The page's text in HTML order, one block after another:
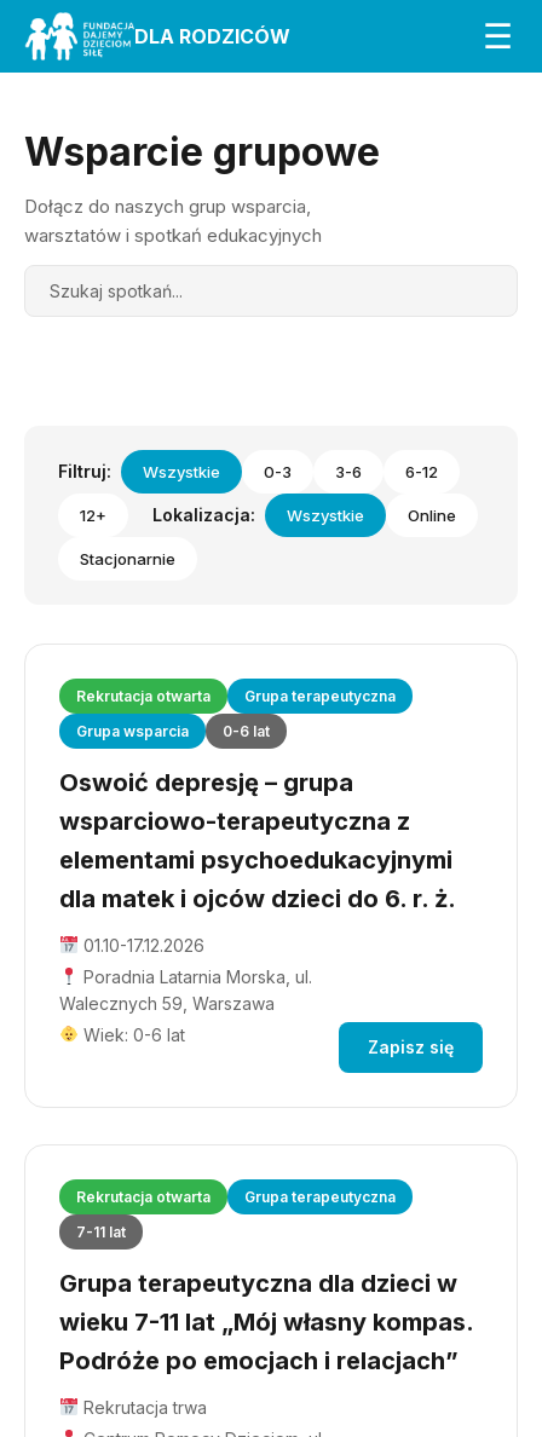
DLA RODZICÓW ☰
Wsparcie grupowe
Dołącz do naszych grup wsparcia,
warsztatów i spotkań edukacyjnych
Search
Filtruj: Wszystkie 0-3 3-6 6-12
12+ Lokalizacja: Wszystkie Online
Stacjonarnie
Rekrutacja otwarta
Grupa terapeutyczna
Grupa wsparcia
0-6 lat
Oswoić depresję – grupa
wsparciowo-terapeutyczna z
elementami psychoedukacyjnymi
dla matek i ojców dzieci do 6. r. ż.
01.10-17.12.2026
Poradnia Latarnia Morska, ul.
Walecznych 59, Warszawa
Wiek: 0-6 lat
Zapisz się
Rekrutacja otwarta
Grupa terapeutyczna
7-11 lat
Grupa terapeutyczna dla dzieci w
wieku 7-11 lat „Mój własny kompas.
Podróże po emocjach i relacjach”
Rekrutacja trwa